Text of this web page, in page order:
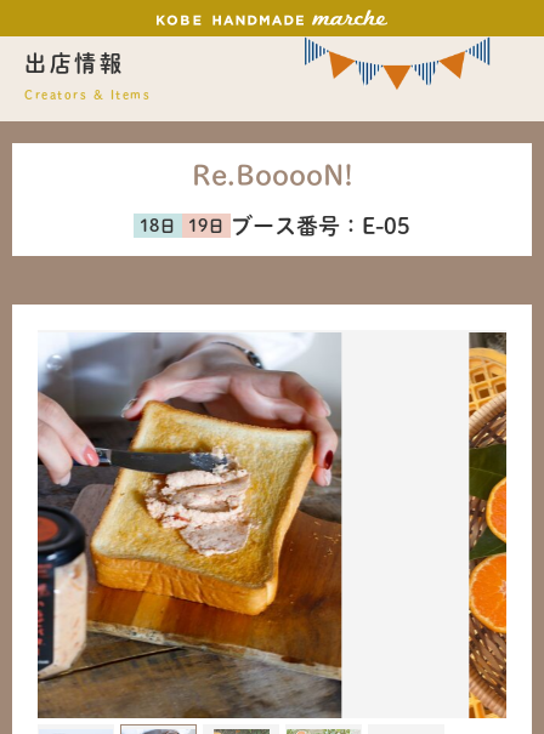
出店情報
Creators & Items
Re.BooooN!
ブース番号： E-05